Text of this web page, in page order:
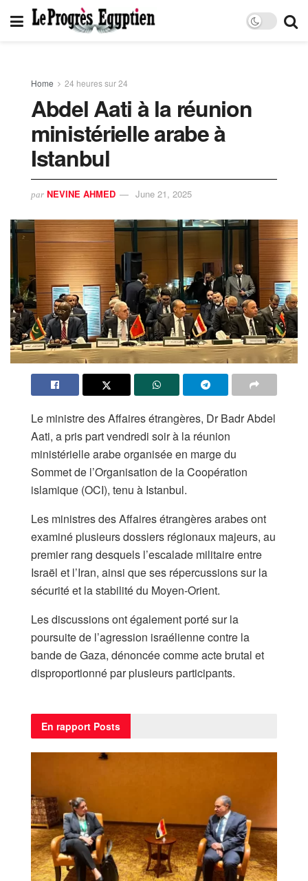
Home 24 heures sur 24
Abdel Aati à la réunion
ministérielle arabe à
Istanbul
par NEVINE AHMED June 21, 2025
Le ministre des Affaires étrangères, Dr Badr Abdel
Aati, a pris part vendredi soir à la réunion
ministérielle arabe organisée en marge du
Sommet de l’Organisation de la Coopération
islamique (OCI), tenu à Istanbul.
Les ministres des Affaires étrangères arabes ont
examiné plusieurs dossiers régionaux majeurs, au
premier rang desquels l’escalade militaire entre
Israël et l’Iran, ainsi que ses répercussions sur la
sécurité et la stabilité du Moyen-Orient.
Les discussions ont également porté sur la
poursuite de l’agression israélienne contre la
bande de Gaza, dénoncée comme acte brutal et
disproportionné par plusieurs participants.
En rapport Posts